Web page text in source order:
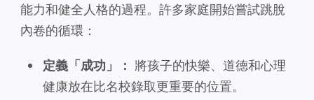
能力和健全人格的過程。許多家庭開始嘗試跳脫
內卷的循環：
定義「成功」： 將孩子的快樂、道德和心理
健康放在比名校錄取更重要的位置。